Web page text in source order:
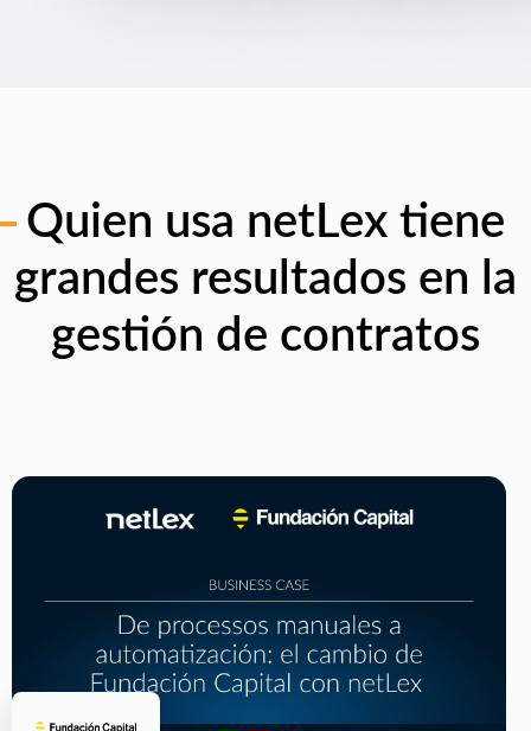
Quien usa netLex tiene
grandes resultados en la
gestión de contratos